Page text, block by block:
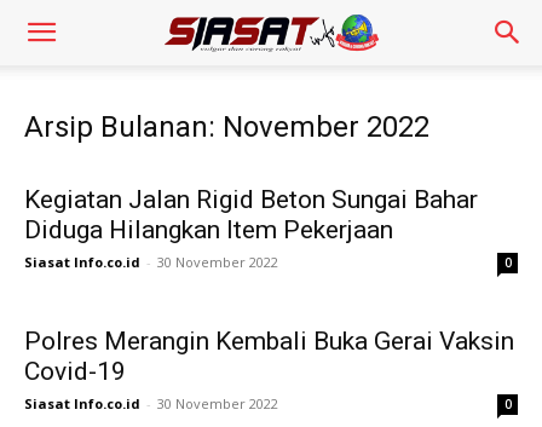
Arsip Bulanan: November 2022
Kegiatan Jalan Rigid Beton Sungai Bahar
Diduga Hilangkan Item Pekerjaan
Siasat Info.co.id - 30 November 2022 0
Polres Merangin Kembali Buka Gerai Vaksin
Covid-19
Siasat Info.co.id - 30 November 2022 0